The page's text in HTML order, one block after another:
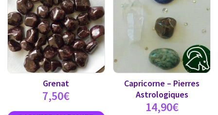
Grenat
7,50€
Capricorne – Pierres
Astrologiques
14,90€